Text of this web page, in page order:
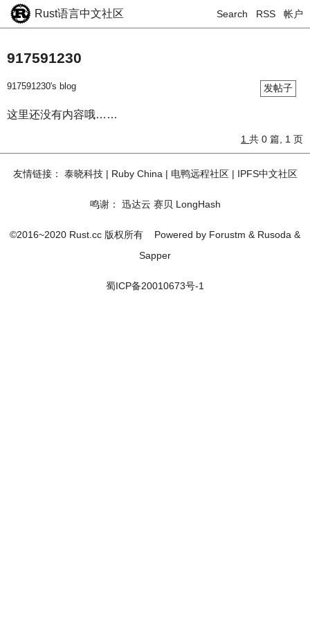
Rust语言中文社区 Search RSS 帐户
917591230
发帖子
917591230's blog
这里还没有内容哦……
1 共 0 篇, 1 页
友情链接： 泰晓科技| Ruby China | 电鸭远程社区| IPFS中文社区
鸣谢： 迅达云 赛贝 LongHash
©2016~2020 Rust.cc 版权所有 Powered by Forustm & Rusoda &
Sapper
蜀ICP备20010673号-1